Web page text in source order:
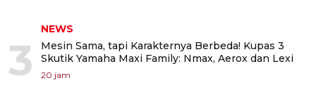
3
NEWS
Mesin Sama, tapi Karakternya Berbeda! Kupas 3
Skutik Yamaha Maxi Family: Nmax, Aerox dan Lexi
20 jam